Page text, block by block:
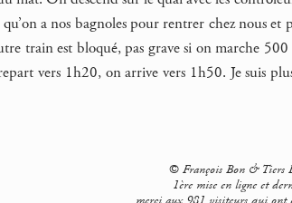
a nos bagnoles pour rentrer chez nous et
train est bloqué, pas grave si on marche
vers 1h20, on arrive vers 1h50. Je suis
© François Bon & Tiers
1ère mise en ligne et